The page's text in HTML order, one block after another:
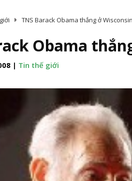
TNS Barack Obama thắng ở
Obama
| Tin thế giới